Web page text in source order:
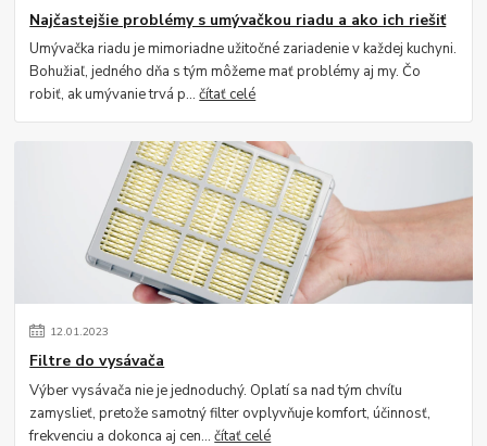
Najčastejšie problémy s umývačkou riadu a ako ich riešiť
Umývačka riadu je mimoriadne užitočné zariadenie v každej kuchyni.
Bohužiaľ, jedného dňa s tým môžeme mať problémy aj my. Čo
robiť, ak umývanie trvá p...čítať celé
12.01.2023
Filtre do vysávača
Výber vysávača nie je jednoduchý. Oplatí sa nad tým chvíľu
zamyslieť, pretože samotný filter ovplyvňuje komfort, účinnosť,
frekvenciu a dokonca aj cen...čítať celé